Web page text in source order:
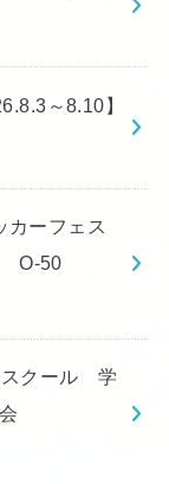
～8.10】
カーフェス
O-50
クール 学
会